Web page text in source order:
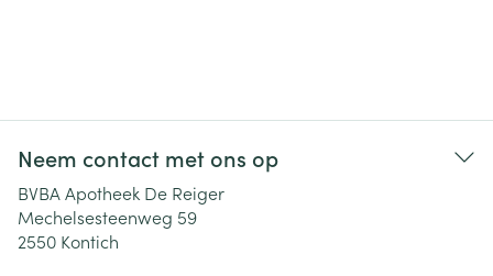
Neem contact met ons op
BVBA Apotheek De Reiger
Mechelsesteenweg 59
2550 Kontich